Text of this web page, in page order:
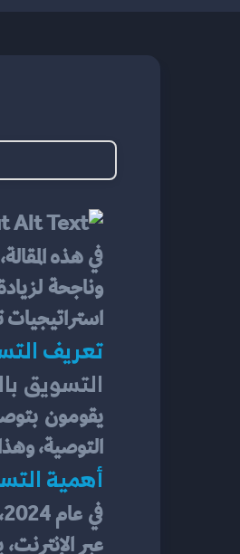
في هذه
تعريف
التسويق
التوصية،
أهمية
في عام 2024، تتزايد أهمية